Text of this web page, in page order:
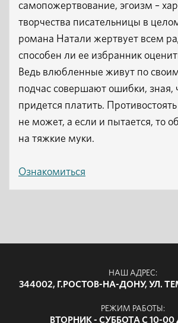
самопожертвование, эгоизм –
творчества писательницы в
романа Натали жертвует всем
способен ли ее избранник
Ведь влюбленные живут по
подчас совершают ошибки, зная,
придется платить.
не может, а если и пытается, то
на тяжкие муки.
Ознакомиться
НАШ АДРЕС:
344002, Г.РОСТОВ-НА-ДОНУ, УЛ.
РЕЖИМ РАБОТЫ:
ВТОРНИК - СУББОТА С 10-00